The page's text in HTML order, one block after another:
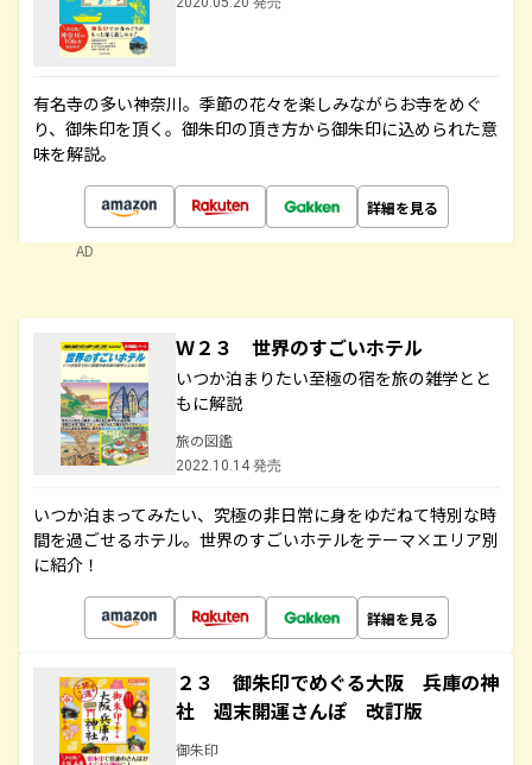
有名寺の多い神奈川。季節の花々を楽しみながらお寺をめぐ
り、御朱印を頂く。御朱印の頂き方から御朱印に込められた意
味を解説。
詳細を見る
AD
Ｗ２３ 世界のすごいホテル
いつか泊まりたい至極の宿を旅の雑学とと
もに解説
旅の図鑑
2022.10.14 発売
いつか泊まってみたい、究極の非日常に身をゆだねて特別な時
間を過ごせるホテル。世界のすごいホテルをテーマ×エリア別
に紹介！
詳細を見る
２３ 御朱印でめぐる大阪 兵庫の神
社 週末開運さんぽ 改訂版
御朱印